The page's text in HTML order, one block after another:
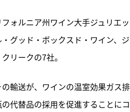
ォルニア州ワイン大手ジュリエ
グッド・ボックスド・ワイン、
リークの7社。
輸送が、ワインの温室効果ガス
代替品の採用を促進することにコ